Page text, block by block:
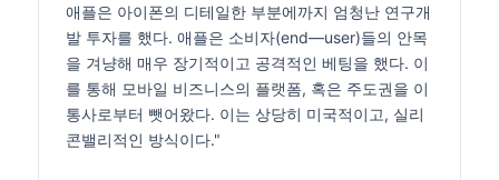
애플은 아이폰의 디테일한 부분에까지 엄청난 연구개
발 투자를 했다. 애플은 소비자(end―user)들의 안목
을 겨냥해 매우 장기적이고 공격적인 베팅을 했다. 이
를 통해 모바일 비즈니스의 플랫폼, 혹은 주도권을 이
통사로부터 뺏어왔다. 이는 상당히 미국적이고, 실리
콘밸리적인 방식이다."